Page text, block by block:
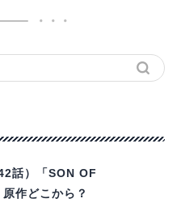
話）「SON OF
作どこから？